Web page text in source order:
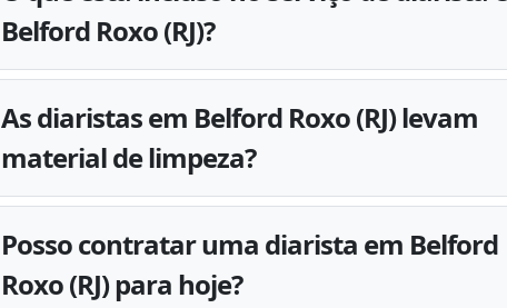
Belford Roxo (RJ)?
As diaristas em Belford Roxo (RJ) levam
material de limpeza?
Posso contratar uma diarista em Belford
Roxo (RJ) para hoje?